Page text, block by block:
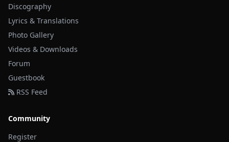
Discography
Lyrics & Translations
Photo Gallery
Videos & Downloads
Forum
Guestbook
RSS Feed
Community
Register